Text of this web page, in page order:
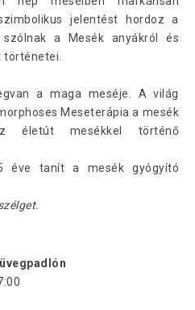
jelentést hordoz a
a Mesék anyákról és
történetei.
a maga meséje. A világ
Meseterápia a mesék
életút mesékkel történő
éve tanít a mesék gyógyító